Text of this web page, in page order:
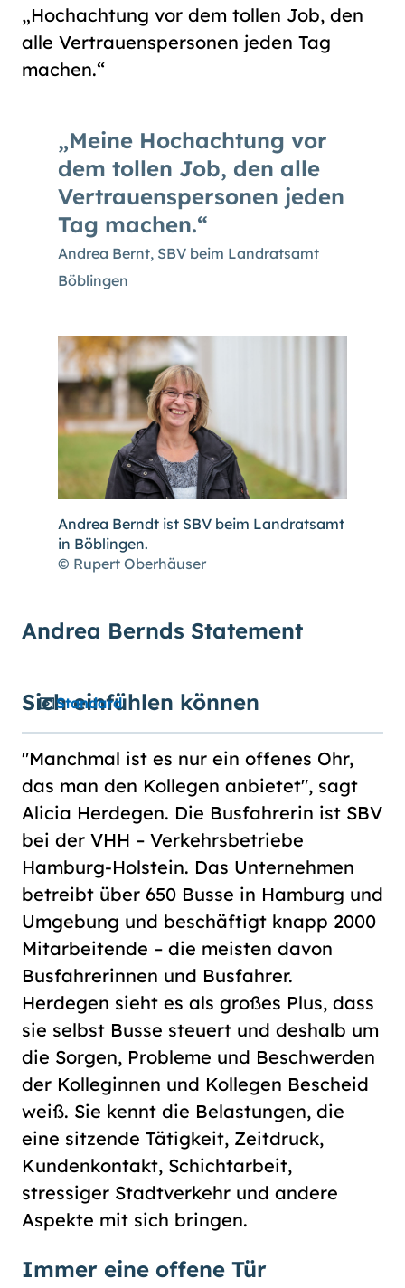
„Hochachtung vor dem tollen Job, den
alle Vertrauenspersonen jeden Tag
machen.“
Meine Hochachtung vor
dem tollen Job, den alle
Vertrauenspersonen jeden
Tag machen.
Andrea Bernt, SBV beim Landratsamt
Böblingen
Andrea Berndt ist SBV beim Landratsamt
in Böblingen.
© Rupert Oberhäuser
Andrea Bernds Statement
Standard
Sich einfühlen können
"Manchmal ist es nur ein offenes Ohr,
das man den Kollegen anbietet", sagt
Alicia Herdegen. Die Busfahrerin ist SBV
bei der VHH – Verkehrsbetriebe
Hamburg-Holstein. Das Unternehmen
betreibt über 650 Busse in Hamburg und
Umgebung und beschäftigt knapp 2000
Mitarbeitende – die meisten davon
Busfahrerinnen und Busfahrer.
Herdegen sieht es als großes Plus, dass
sie selbst Busse steuert und deshalb um
die Sorgen, Probleme und Beschwerden
der Kolleginnen und Kollegen Bescheid
weiß. Sie kennt die Belastungen, die
eine sitzende Tätigkeit, Zeitdruck,
Kundenkontakt, Schichtarbeit,
stressiger Stadtverkehr und andere
Aspekte mit sich bringen.
Immer eine offene Tür